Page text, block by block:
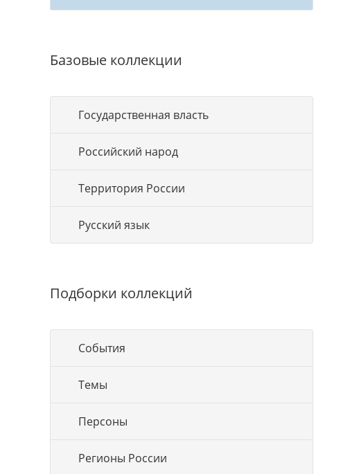
Базовые коллекции
Государственная власть
Российский народ
Территория России
Русский язык
Подборки коллекций
События
Темы
Персоны
Регионы России